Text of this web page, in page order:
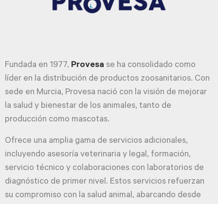
Fundada en 1977, Provesa se ha consolidado como
líder en la distribución de productos zoosanitarios. Con
sede en Murcia, Provesa nació con la visión de mejorar
la salud y bienestar de los animales, tanto de
producción como mascotas.
Ofrece una amplia gama de servicios adicionales,
incluyendo asesoría veterinaria y legal, formación,
servicio técnico y colaboraciones con laboratorios de
diagnóstico de primer nivel. Estos servicios refuerzan
su compromiso con la salud animal, abarcando desde